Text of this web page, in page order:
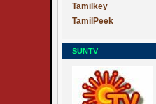
Tamilkey
TamilPeek
SUNTV